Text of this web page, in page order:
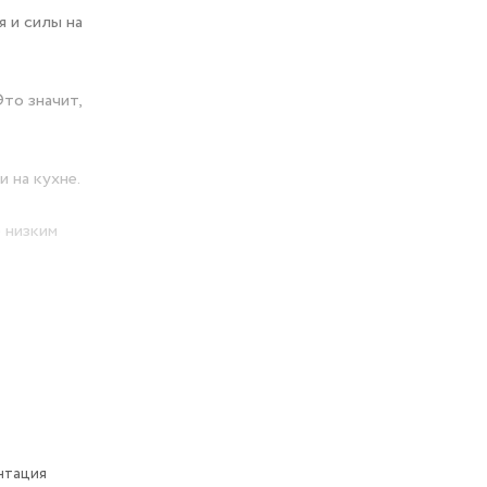
и силы на
значит,
на кухне.